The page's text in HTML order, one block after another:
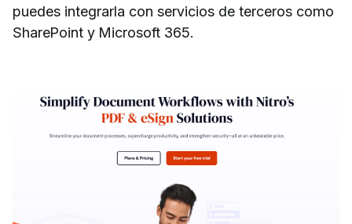
puedes integrarla con servicios de terceros como
SharePoint y Microsoft 365.